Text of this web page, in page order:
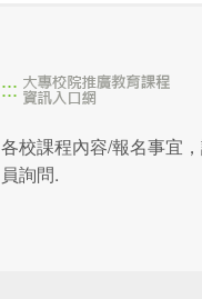
:::
各校課程內容/報名事宜
員詢問.